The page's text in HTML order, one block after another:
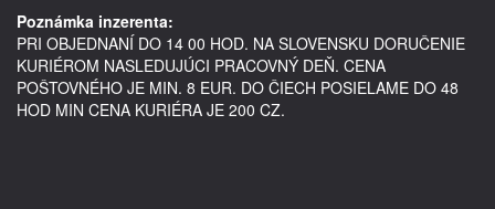
Poznámka inzerenta:
PRI OBJEDNANÍ DO 14 00 HOD. NA SLOVENSKU DORUČENIE
KURIÉROM NASLEDUJÚCI PRACOVNÝ DEŇ. CENA
POŠTOVNÉHO JE MIN. 8 EUR. DO ČIECH POSIELAME DO 48
HOD MIN CENA KURIÉRA JE 200 CZ.